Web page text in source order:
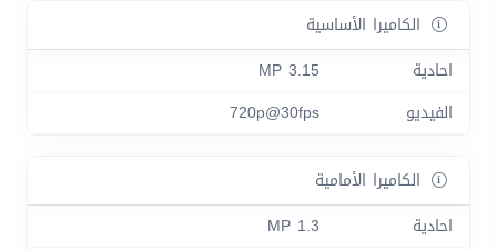
الكاميرا الأساسية
احادية
3.15 MP
الفيديو
720p@30fps
الكاميرا الأمامية
احادية
1.3 MP